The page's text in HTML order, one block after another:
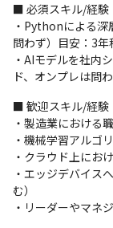
・プロトタイプ開発
＜プロジェクト例＞
・製品検査（外観
・生産設備の異常
・生産スケジュール
【具体的業務】
①開発・現場実装
・アルゴリズム
・エッジデバイス
・クラウドデプ
■ 必須スキル/経験
・Pythonによる深
問わず）目安：3年
・AIモデルを社内
ド、オンプレは問
■ 歓迎スキル/経験
・製造業における
・機械学習アルゴ
・クラウド上にお
・エッジデバイス
む）
・リーダーやマネ